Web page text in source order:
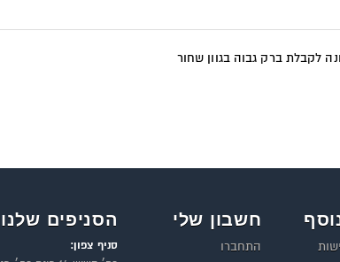
לקבלת ברק גבוה בגוון שחור
חשבון שלי
התחברו
הסניפים שלנו
סניף צפון: